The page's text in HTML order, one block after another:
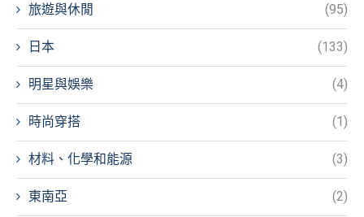
旅遊與休閒 (95)
日本 (133)
明星與娛樂 (4)
時尚穿搭 (1)
材料、化學和能源 (3)
東南亞 (2)